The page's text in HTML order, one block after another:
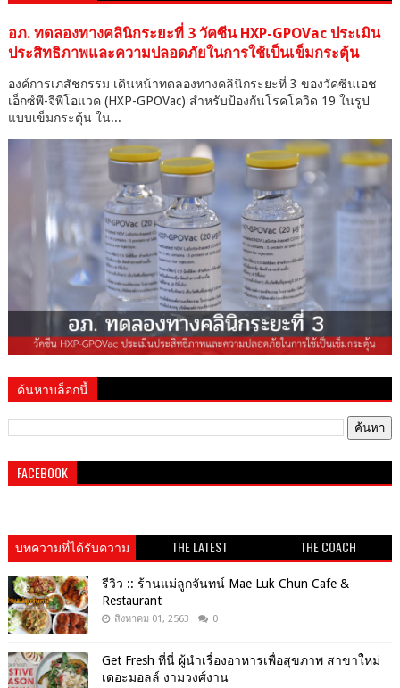
อภ. ทดลองทางคลินิกระยะที่ 3 วัคซีน HXP-GPOVac ประเมิน
ประสิทธิภาพและความปลอดภัยในการใช้เป็นเข็มกระตุ้น
องค์การเภสัชกรรม เดินหน้าทดลองทางคลินิกระยะที่ 3 ของวัคซีนเอช
เอ็กซ์พี-จีพีโอแวค (HXP-GPOVac) สำหรับป้องกันโรคโควิด 19 ในรูป
แบบเข็มกระตุ้น ใน...
ค้นหาบล็อกนี้
FACEBOOK
บทความที่ได้รับความ
นิยม
THE LATEST THE COACH
รีวิว :: ร้านแม่ลูกจันทน์ Mae Luk Chun Cafe &
Restaurant
สิงหาคม 01, 2563 0
Get​ Fresh​ ที่นี่ ผู้นำเรื่องอาหารเพื่อสุขภาพ​ สาขาใหม่
เดอะมอลล์ งามวงศ์งาน